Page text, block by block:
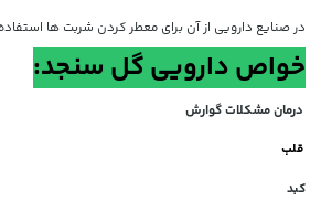
در صنایع دارویی از آن برای معطر کردن شربت ها
خواص دارویی گل سنجد:
درمان مشکلات گوارش
قلب
کبد